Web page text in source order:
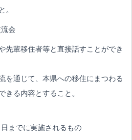
。
会
先輩移住者等と直接話すことができ
を通じて、本県への移住にまつわる
きる内容とすること。
でに実施されるもの